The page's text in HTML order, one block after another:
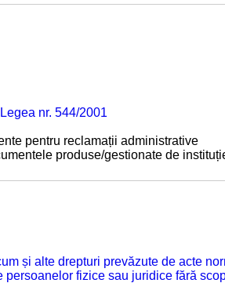
nr. 544/2001
pentru reclamații administrative
produse/gestionate de
și alte drepturi prevăzute de acte
fizice sau juridice fără